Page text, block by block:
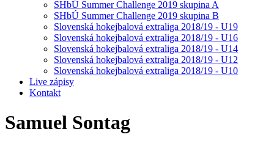
SHbÚ Summer Challenge 2019 skupina A
SHbÚ Summer Challenge 2019 skupina B
Slovenská hokejbalová extraliga 2018/19 - U19
Slovenská hokejbalová extraliga 2018/19 - U16
Slovenská hokejbalová extraliga 2018/19 - U14
Slovenská hokejbalová extraliga 2018/19 - U12
Slovenská hokejbalová extraliga 2018/19 - U10
Live zápisy
Kontakt
Samuel Sontag